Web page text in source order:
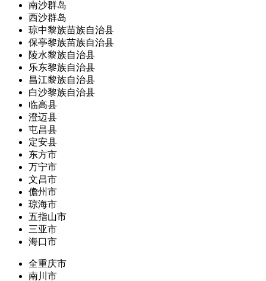
南沙群岛
西沙群岛
琼中黎族苗族自治县
保亭黎族苗族自治县
陵水黎族自治县
乐东黎族自治县
昌江黎族自治县
白沙黎族自治县
临高县
澄迈县
屯昌县
定安县
东方市
万宁市
文昌市
儋州市
琼海市
五指山市
三亚市
海口市
全重庆市
南川市